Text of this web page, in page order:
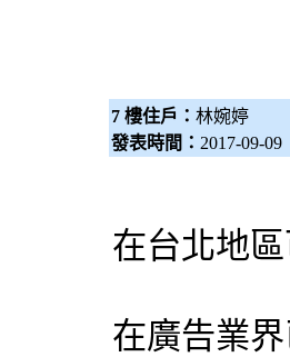
7 樓住戶： 林婉婷
發表時間： 2017-09-09
在台北地
在廣告業